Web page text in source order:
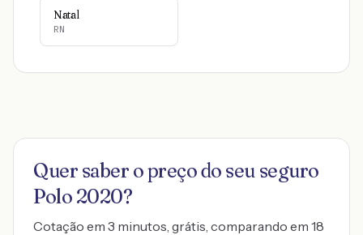
Natal
RN
Quer saber o preço do seu seguro
Polo 2020?
Cotação em 3 minutos, grátis, comparando em 18